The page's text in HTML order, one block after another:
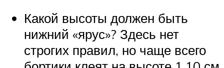
Какой высоты должен быть
нижний «ярус»? Здесь нет
строгих правил, но чаще всего